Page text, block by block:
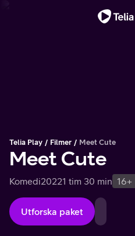
Telia Play Filmer Meet Cute
Meet Cute
Komedi20221 tim 30 min 16+
Utforska paket